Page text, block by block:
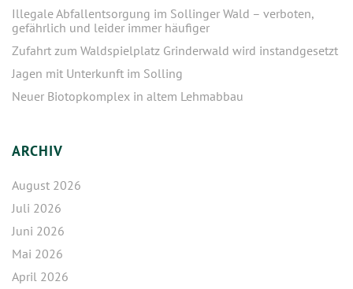
Illegale Abfallentsorgung im Sollinger Wald – verboten,
gefährlich und leider immer häufiger
Zufahrt zum Waldspielplatz Grinderwald wird instandgesetzt
Jagen mit Unterkunft im Solling
Neuer Biotopkomplex in altem Lehmabbau
ARCHIV
August 2026
Juli 2026
Juni 2026
Mai 2026
April 2026